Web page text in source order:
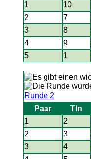
1
10
2
7
3
8
4
9
5
1
Runde 2
Paar
Tln
1
2
2
3
3
4